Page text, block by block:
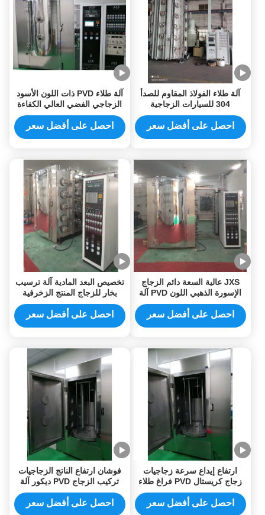
آلة طلاء الفولاذ المقاوم للصدأ
304 للسيارات الزجاجية
السيراميكية والمعادن
احصل على أفضل سعر
آلة طلاء PVD ذات اللون الأسود
الزجاجي الفضي العالي الكفاءة
في فوشان
احصل على أفضل سعر
JXS عالية السعة دائم الزجاج
الإسورة الذهبي اللون PVD آلة
طلاء الفراغ في فوشان
احصل على أفضل سعر
تخصيص البعد المادية آلة ترسيب
بخار للزجاج المنتج الزخرفية
احصل على أفضل سعر
ارتفاع إيداع سرعة زجاجيات
زجاج كريستال PVD فراغ طلاء
آلة للذهب اللون
احصل على أفضل سعر
فوشان ارتفاع الناتج الزجاجيات
تركيب الزجاج PVD ديكور آلة
طلاء الفراغ
احصل على أفضل سعر